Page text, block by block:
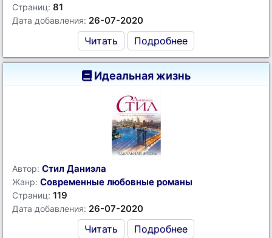
Страниц: 81
Дата добавления: 26-07-2020
Читать Подробнее
Идеальная жизнь
Автор: Стил Даниэла
Жанр: Современные любовные романы
Страниц: 119
Дата добавления: 26-07-2020
Читать Подробнее